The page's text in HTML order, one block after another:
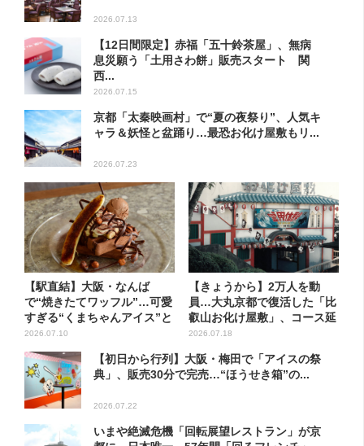
2026.07.13
【12日間限定】赤福「五十鈴茶屋」、無病
息災願う「土用さわ餅」販売スタート 関
西...
2026.07.15
京都「太秦映画村」で“夏の夜祭り”、人気キ
ャラ＆妖怪と盆踊り…最恐お化け屋敷もリ...
2026.07.23
【駅直結】大阪・なんば
で“焼きたてワッフル”…可愛
すぎる“くまちゃんアイス”と
一...
2026.07.10
【きょうから】2万人を動
員…大丸京都で復活した「比
叡山お化け屋敷」、コース延
長で...
2026.07.18
【初日から行列】大阪・梅田で「アイスの祭
典」、販売30分で完売…“ほうせき箱”の...
2026.07.22
いまや絶滅危機「回転展望レストラン」が京